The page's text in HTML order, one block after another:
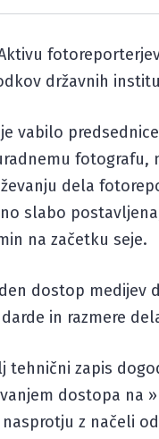
državnih
vabilo
dela
slabo
na začetku seje.
dostop
in razmere
tehnični zapis
dostopa na
z načeli